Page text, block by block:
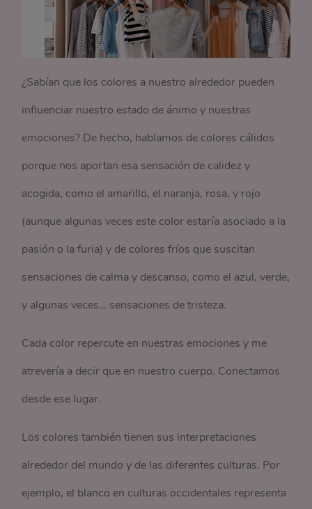
¿Sabían que los colores a nuestro alrededor pueden
influenciar nuestro estado de ánimo y nuestras
emociones? De hecho, hablamos de colores cálidos
porque nos aportan esa sensación de calidez y
acogida, como el amarillo, el naranja, rosa, y rojo
(aunque algunas veces este color estaría asociado a la
pasión o la furia) y de colores fríos que suscitan
sensaciones de calma y descanso, como el azul, verde,
y algunas veces… sensaciones de tristeza.
Cada color repercute en nuestras emociones y me
atrevería a decir que en nuestro cuerpo. Conectamos
desde ese lugar.
Los colores también tienen sus interpretaciones
alrededor del mundo y de las diferentes culturas. Por
ejemplo, el blanco en culturas occidentales representa